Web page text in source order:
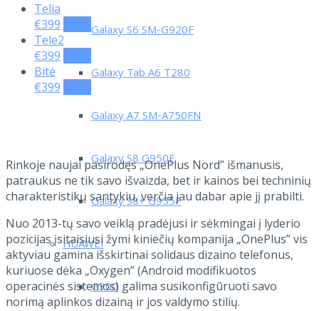
Galaxy S6 SM-G920F
Galaxy Tab A6 T280
Galaxy A7 SM-A750FN
Galaxy S8 G950F
Galaxy S8+ G955F
HUAWEI
G300
Telia
€399
Tele2
€399
Bitė
€399
Rinkoje naujai pasirodęs „OnePlus Nord” išmanusis,
patraukus ne tik savo išvaizda, bet ir kainos bei techninių
charakteristikų santykiu, verčia jau dabar apie jį prabilti.
Nuo 2013-tų savo veiklą pradėjusi ir sėkmingai į lyderio
pozicijas įsitaisiusi žymi kiniečių kompanija „OnePlus” vis
aktyviau gamina išskirtinai solidaus dizaino telefonus,
kuriuose dėka „Oxygen” (Android modifikuotos
operacinės sistemos) galima susikonfigūruoti savo
norimą aplinkos dizainą ir jos valdymo stilių.